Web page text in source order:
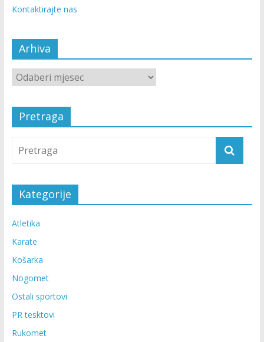
Kontaktirajte nas
Arhiva
Pretraga
Kategorije
Atletika
Karate
Košarka
Nogomet
Ostali sportovi
PR tesktovi
Rukomet